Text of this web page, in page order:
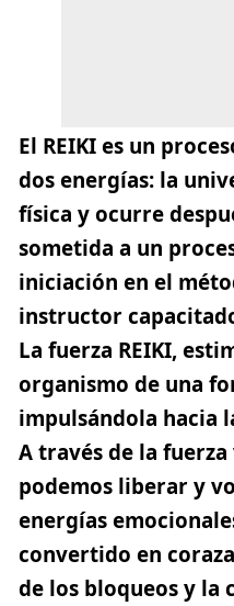
El REIKIes un
dos energías: la
física y ocurre
sometida a un
iniciación en el
instructor
La fuerza REIKI,
organismo de una
impulsándola hacia
A través de la
podemos liberar y
energías
convertido en
de los bloqueos y la